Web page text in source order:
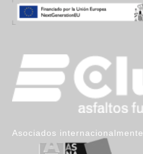
Asociados internacionalmente